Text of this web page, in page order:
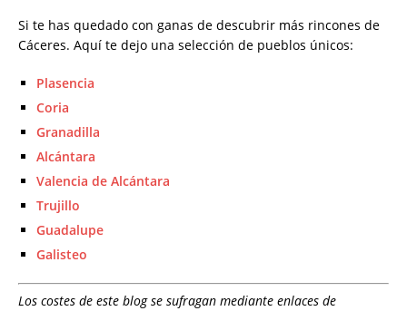
Si te has quedado con ganas de descubrir más rincones de
Cáceres. Aquí te dejo una selección de pueblos únicos:
Plasencia
Coria
Granadilla
Alcántara
Valencia de Alcántara
Trujillo
Guadalupe
Galisteo
Los costes de este blog se sufragan mediante enlaces de